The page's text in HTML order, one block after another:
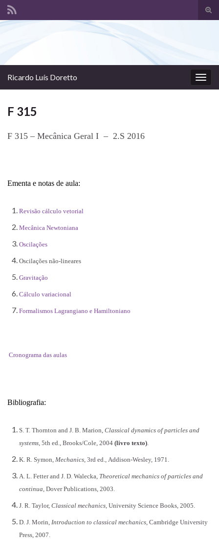
Ricardo Luís Doretto
F 315
F 315 – Mecânica Geral I – 2.S 2016
Ementa e notas de aula:
Revisão cálculo vetorial
Mecânica Newtoniana
Oscilações
Oscilações não-lineares
Gravitação
Cálculo variacional
Formalismos Lagrangiano e Hamiltoniano
Cronograma das aulas
Bibliografia:
S. T. Thornton and J. B. Marion, Classical dynamics of particles and
systems, 5th ed., Brooks/Cole, 2004 (livro texto).
K. R. Symon, Mechanics, 3rd ed., Addison-Wesley, 1971.
A. L. Fetter and J. D. Walecka, Theoretical mechanics of particles and
continua, Dover Publications, 2003.
J. R. Taylor, Classical mechanics, University Science Books, 2005.
D. J. Morin, Introduction to classical mechanics, Cambridge University
Press, 2007.